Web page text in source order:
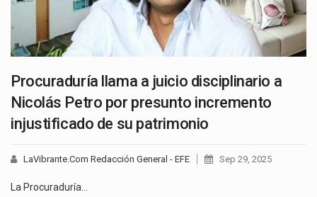
Procuraduría llama a juicio disciplinario a
Nicolás Petro por presunto incremento
injustificado de su patrimonio
LaVibrante.Com Redacción General - EFE Sep 29, 2025
La Procuraduría…